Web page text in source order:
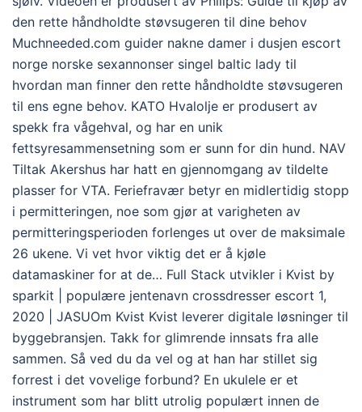
den rette håndholdte støvsugeren til dine behov
Muchneeded.com guider nakne damer i dusjen escort
norge norske sexannonser singel baltic lady til
hvordan man finner den rette håndholdte støvsugeren
til ens egne behov. KATO Hvalolje er produsert av
spekk fra vågehval, og har en unik
fettsyresammensetning som er sunn for din hund. NAV
Tiltak Akershus har hatt en gjennomgang av tildelte
plasser for VTA. Feriefravær betyr en midlertidig stopp
i permitteringen, noe som gjør at varigheten av
permitteringsperioden forlenges ut over de maksimale
26 ukene. Vi vet hvor viktig det er å kjøle
datamaskiner for at de… Full Stack utvikler i Kvist by
sparkit | populære jentenavn crossdresser escort 1,
2020 | JASUOm Kvist Kvist leverer digitale løsninger til
byggebransjen. Takk for glimrende innsats fra alle
sammen. Så ved du da vel og at han har stillet sig
forrest i det vovelige forbund? En ukulele er et
instrument som har blitt utrolig populært innen de